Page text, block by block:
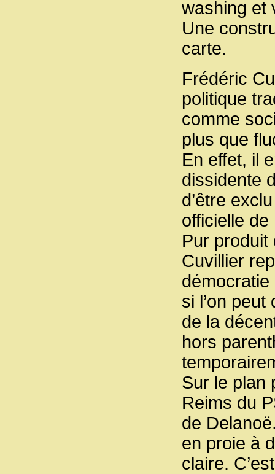
washing et
Une
carte.
Frédéric
politique
comme
plus que
En effet, il
dissidente
d’être
officielle
Pur produit
Cuvillier
si l’on
de la
hors
Sur le plan
Reims du
de
en proie à
claire.